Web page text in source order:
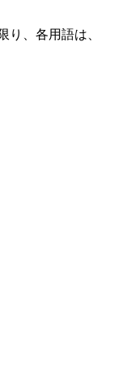
、各用語は、